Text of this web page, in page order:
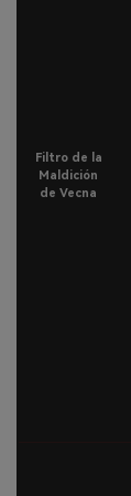
Filtro de la
Maldición
de Vecna